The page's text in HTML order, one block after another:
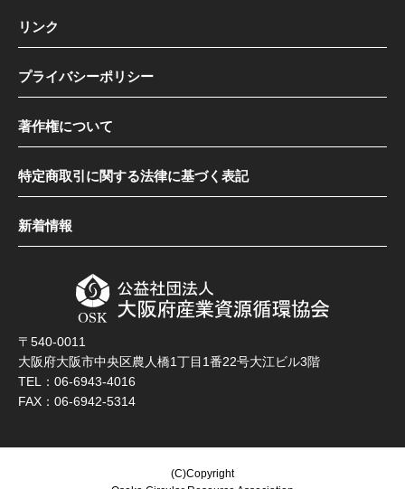
リンク
プライバシーポリシー
著作権について
特定商取引に関する法律に基づく表記
新着情報
〒540-0011
大阪府大阪市中央区農人橋1丁目1番22号大江ビル3階
TEL：06-6943-4016
FAX：06-6942-5314
(C)Copyright